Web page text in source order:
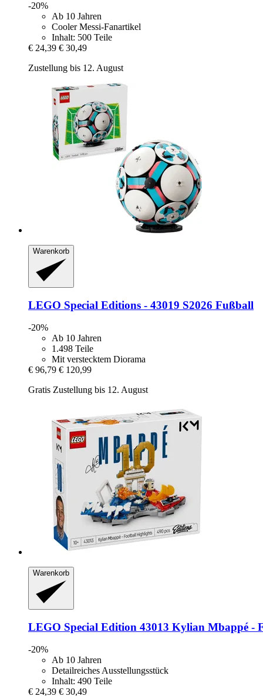
-20%
Ab 10 Jahren
Cooler Messi-Fanartikel
Inhalt: 500 Teile
€ 24,39 € 30,49
Zustellung bis 12. August
Warenkorb
LEGO Special Editions -​ 43019 S2026 Fußball
-20%
Ab 10 Jahren
1.498 Teile
Mit verstecktem Diorama
€ 96,79 € 120,99
Gratis Zustellung bis 12. August
Warenkorb
LEGO Special Edition 43013 Kylian Mbappé -​
-20%
Ab 10 Jahren
Detailreiches Ausstellungsstück
Inhalt: 490 Teile
€ 24,39 € 30,49